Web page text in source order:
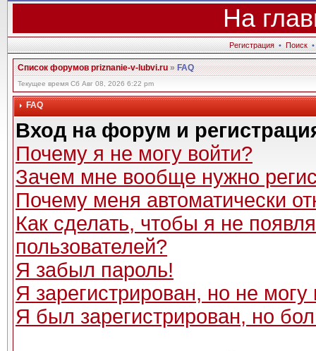
На
Регистрация • Поиск •
Список форумов priznanie-v-lubvi.ru»FAQ
Текущее время Сб Авг 08, 2026 6:22 pm
FAQ
Вход на форум и
Почему я не могу войти?
Зачем мне вообще нужно
Почему меня автоматически
Как сделать, чтобы я не
пользователей?
Я забыл пароль!
Я зарегистрирован, но не могу
Я был зарегистрирован, но